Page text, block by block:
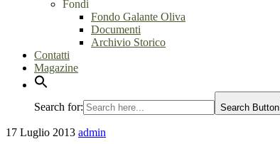
Fondi
Fondo Galante Oliva
Documenti
Archivio Storico
Contatti
Magazine
Search for: Search Button
17 Luglio 2013 admin